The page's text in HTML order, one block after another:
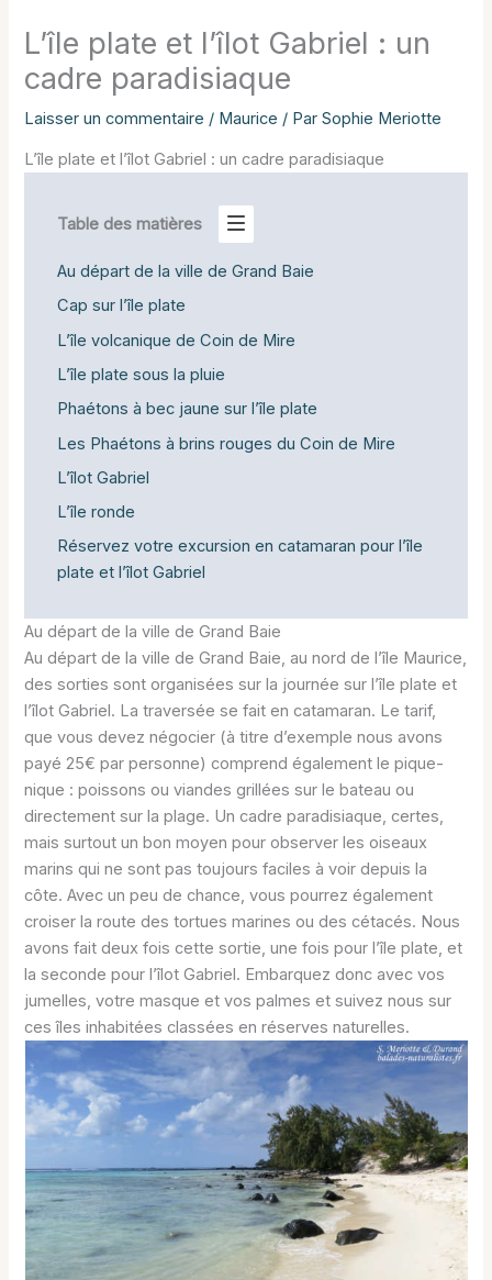
L’île plate et l’îlot Gabriel : un
cadre paradisiaque
Laisser un commentaire / Maurice / ParSophie Meriotte
L’île plate et l’îlot Gabriel : un cadre paradisiaque
Table des matières
Au départ de la ville de Grand Baie
Cap sur l’île plate
L’île volcanique de Coin de Mire
L’île plate sous la pluie
Phaétons à bec jaune sur l’île plate
Les Phaétons à brins rouges du Coin de Mire
L’îlot Gabriel
L’île ronde
Réservez votre excursion en catamaran pour l’île
plate et l’îlot Gabriel
Au départ de la ville de Grand Baie
Au départ de la ville de Grand Baie, au nord de l’île Maurice,
des sorties sont organisées sur la journée sur l’île plate et
l’îlot Gabriel. La traversée se fait en catamaran. Le tarif,
que vous devez négocier (à titre d’exemple nous avons
payé 25€ par personne) comprend également le pique-
nique : poissons ou viandes grillées sur le bateau ou
directement sur la plage. Un cadre paradisiaque, certes,
mais surtout un bon moyen pour observer les oiseaux
marins qui ne sont pas toujours faciles à voir depuis la
côte. Avec un peu de chance, vous pourrez également
croiser la route des tortues marines ou des cétacés. Nous
avons fait deux fois cette sortie, une fois pour l’île plate, et
la seconde pour l’îlot Gabriel. Embarquez donc avec vos
jumelles, votre masque et vos palmes et suivez nous sur
ces îles inhabitées classées en réserves naturelles.